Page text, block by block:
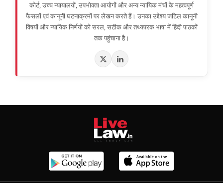
कोर्ट, उच्च न्यायालयों, उपभोक्ता आयोगों और अन्य न्यायिक मंचों के महत्वपूर्ण
फैसलों एवं कानूनी घटनाक्रमों पर लेखन करते हैं। उनका उद्देश्य जटिल कानूनी
विषयों और न्यायिक निर्णयों को सरल, सटीक और तथ्यपरक भाषा में हिंदी पाठकों
तक पहुंचाना है।